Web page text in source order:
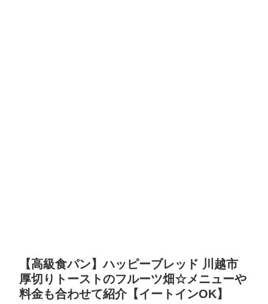
【高級食パン】ハッピーブレッド 川越市
厚切りトーストのフルーツ畑☆メニューや
料金も合わせて紹介【イートインOK】